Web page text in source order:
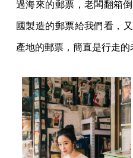
過海來的郵票，老闆翻箱
國製造的郵票給我們看，
產地的郵票，簡直是行走的